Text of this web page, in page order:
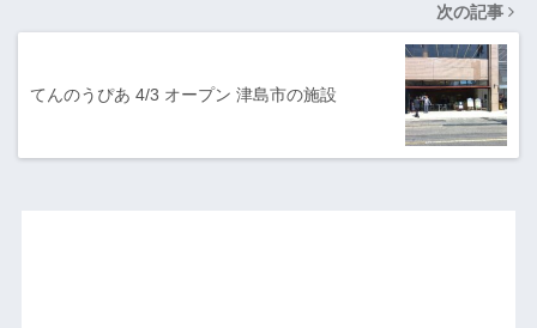
次の記事
てんのうぴあ 4/3 オープン 津島市の施設